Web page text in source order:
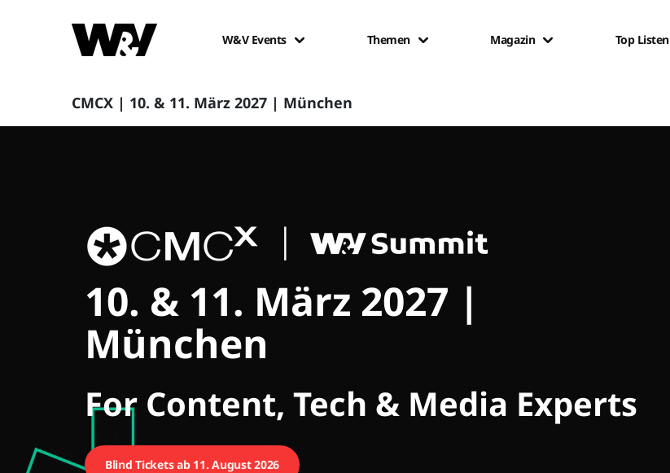
W&V Events Themen Magazin Top Listen
CMCX | 10. & 11. März 2027 | München
CMCX
10. & 11. März 2027 |
München
For Content, Tech & Media Experts
Blind Tickets ab 11. August 2026